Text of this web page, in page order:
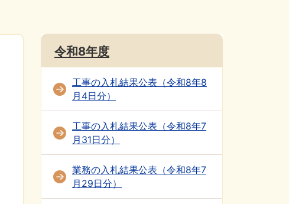
令和8年度
工事の入札結果公表（令和8年8
月4日分）
工事の入札結果公表（令和8年7
月31日分）
業務の入札結果公表（令和8年7
月29日分）